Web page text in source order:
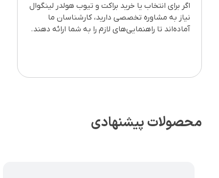
اگر برای انتخاب یا خرید براکت و تیوب هولدر لینگوال
نیاز به مشاوره تخصصی دارید، کارشناسان ما
آماده‌اند تا راهنمایی‌های لازم را به شما ارائه دهند.
محصولات پیشنهادی